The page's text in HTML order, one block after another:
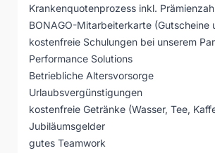
Krankenquotenprozess inkl.
BONAGO-Mitarbeiterkarte (Gutscheine
kostenfreie Schulungen bei unserem
Performance Solutions
Betriebliche Altersvorsorge
Urlaubsvergünstigungen
kostenfreie Getränke (Wasser, Tee,
Jubiläumsgelder
gutes Teamwork